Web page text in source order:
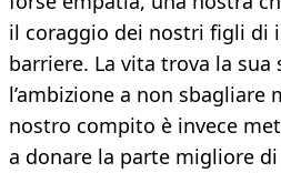
il coraggio dei nostri figli di
barriere. La vita trova la sua
l’ambizione a non sbagliare
nostro compito è invece
a donare la parte migliore